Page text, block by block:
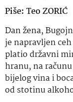
Piše: Teo ZORIĆ
Dan žena,
je napravljen
platio državni
hranu, na
bijelog vina i
od stotinu